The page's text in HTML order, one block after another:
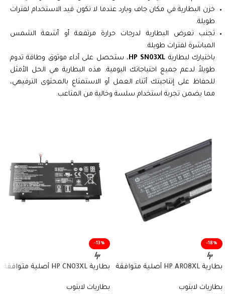
خزن البطارية في مكان جاف وبارد عندما لا تكون قيد الاستخدام لفترات
طويلة.
تجنب تعرض البطارية لدرجات حرارة مرتفعة أو أشعة الشمس
المباشرة لفترات طويلة.
باختيارك لبطارية HP SN03XL، ستحصل على أداء موثوق وطاقة تدوم
طويلاً لدعم جميع احتياجاتك اليومية. هذه البطارية هي الحل الأمثل
للحفاظ على إنتاجيتك أثناء العمل أو الاستمتاع بالمحتوى الترفيهي،
مما يضمن تجربة استخدام سلسة وخالية من المتاعب.
-18%
بطارية HP AR08XL أصلية متوافقة
ساعة
بطاريات لابتوب
-13%
بطارية HP CN03XL أصلية متوافقة
سعة 57.9 واط/ساعة
بطاريات لابتوب